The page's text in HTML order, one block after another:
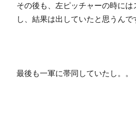
その後も、左ピッチャーの時に
し、結果は出していたと思うんで
最後も一軍に帯同していたし。。